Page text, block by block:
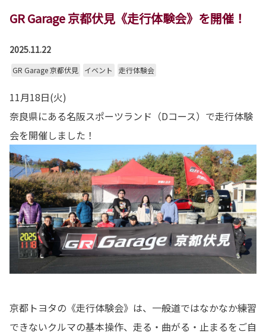
GR Garage 京都伏見《走行体験会》を開催！
2025.11.22
GR Garage 京都伏見 イベント 走行体験会
11月18日(火)
奈良県にある名阪スポーツランド（Dコース）で走行体験
会を開催しました！
京都トヨタの《走行体験会》は、一般道ではなかなか練習
できないクルマの基本操作、走る・曲がる・止まるをご自